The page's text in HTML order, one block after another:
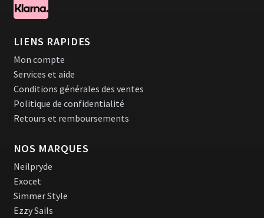
LIENS RAPIDES
Mon compte
Services et aide
Conditions générales des ventes
Politique de confidentialité
Retours et remboursements
NOS MARQUES
Neilpryde
Exocet
Simmer Style
Ezzy Sails